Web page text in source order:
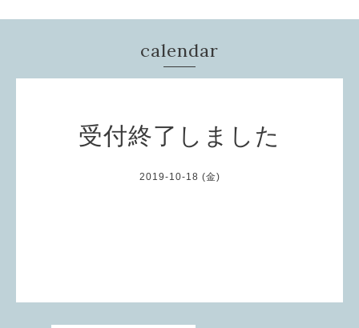
calendar
受付終了しました
2019-10-18 (金)